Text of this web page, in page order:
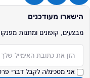
הישארו מעודכנים
מבצעים, קופונים ומתנות
אני מסכימ/ה לקבל דברי